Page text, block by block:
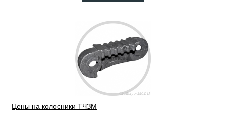
Цены на колосники ТЧЗМ